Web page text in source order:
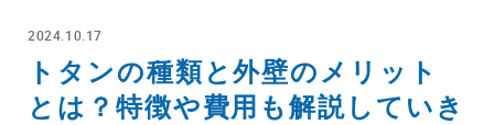
2024.10.17
トタンの種類と外壁のメリット
とは？特徴や費用も解説していき